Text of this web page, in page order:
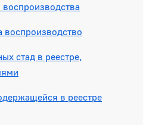
воспроизводство
стад в реестре,
в реестре